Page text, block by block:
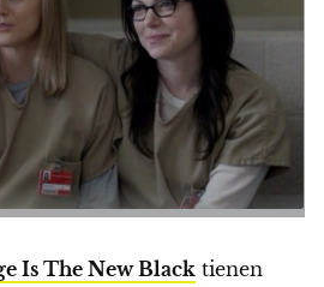
Is The New Black tienen